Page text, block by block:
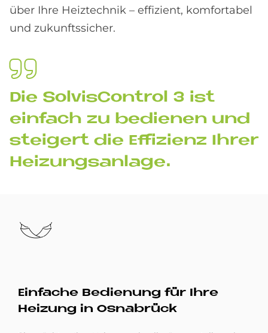
über Ihre Heiztechnik – effizient, komfortabel
und zukunftssicher.
Die Sol­vis­Con­trol 3 ist
ein­fach zu be­die­nen und
stei­gert die Ef­fi­zi­enz Ih­rer
Hei­zungs­an­la­ge.
Ein­fache Be­die­n­ung für Ihre
Hei­zung in Os­na­brück